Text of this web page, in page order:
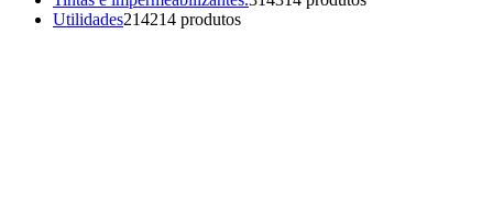
Utilidades214214 produtos